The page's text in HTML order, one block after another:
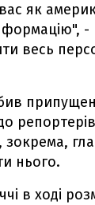
як
-
весь
нього.
в ході